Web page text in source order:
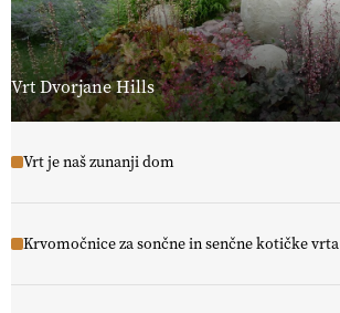
Vrt Dvorjane Hills
Vrt je naš zunanji dom
Krvomočnice za sončne in senčne kotičke vrta